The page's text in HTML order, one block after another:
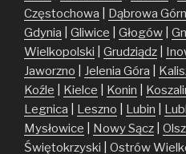
Częstochowa
Dąbrowa
Gdynia
Gliwice Głogów
Wielkopolski
Grudziądz
Jaworzno
Jelenia Góra
Koźle
Kielce Konin
Legnica
Leszno Lubin
Mysłowice
Nowy Sącz
Świętokrzyski
Ostrów